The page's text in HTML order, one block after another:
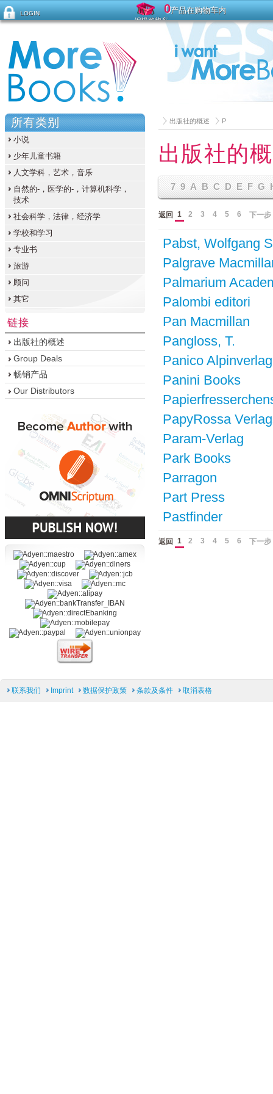
出版社的概述 P
出版社的
7 9 A B C D E F G
返回 1 2 3 4 5 6 下一步
Pabst, Wolfgang
Palgrave
Palmarium
Palombi editori
Pan Macmillan
Pangloss, T.
Panico Alpinverlag
Panini Books
PapyRossa
Param-Verlag
Park Books
Parragon
Part Press
Pastfinder
返回 1 2 3 4 5 6 下一步
所有类别
小说
少年儿童书籍
人文学科，艺术，音乐
自然的-，医学的-，计算机科学，
技术
社会科学，法律，经济学
学校和学习
专业书
旅游
顾问
其它
链接
出版社的概述
Group Deals
畅销产品
Our Distributors
联系我们 Imprint 数据保护政策 条款及条件 取消表格
LOGIN
忘记密码？
0产品在购物车内
编辑购物车